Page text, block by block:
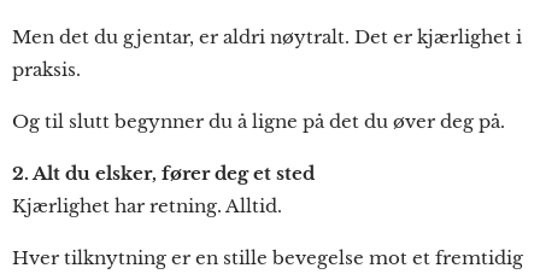
Men det du gjentar, er aldri nøytralt. Det er kjærlighet i
praksis.
Og til slutt begynner du å ligne på det du øver deg på.
2. Alt du elsker, fører deg et sted
Kjærlighet har retning. Alltid.
Hver tilknytning er en stille bevegelse mot et fremtidig